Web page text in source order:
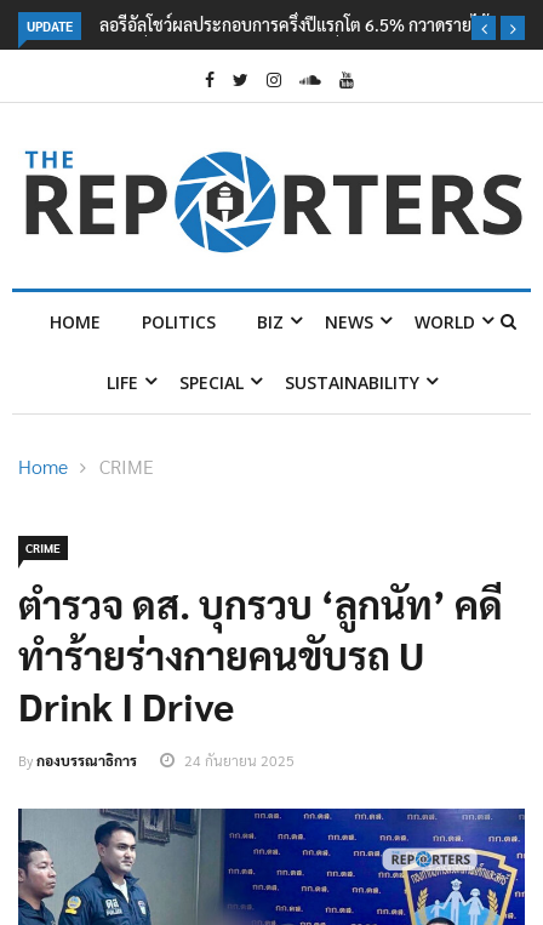
UPDATE
ลอรีอัลโชว์ผลประกอบการครึ่งปีแรกโต 6.5% กวาดรายได้ 2.3 หมื่นล้านยูโร
คว้าไลเซนส์ ‘กุชชี่’ 50 ปี พร้อมส่ง 4 แบรนด์ใหม่บุกตลาดไทย
POLITICS BIZ NEWS WORLD
CRIME
ตำรวจ ดส. บุกรวบ ‘ลูกนัท’ คดี
ทำร้ายร่างกายคนขับรถ U
Drink I Drive
Byกองบรรณาธิการ 24 กันยายน 2025